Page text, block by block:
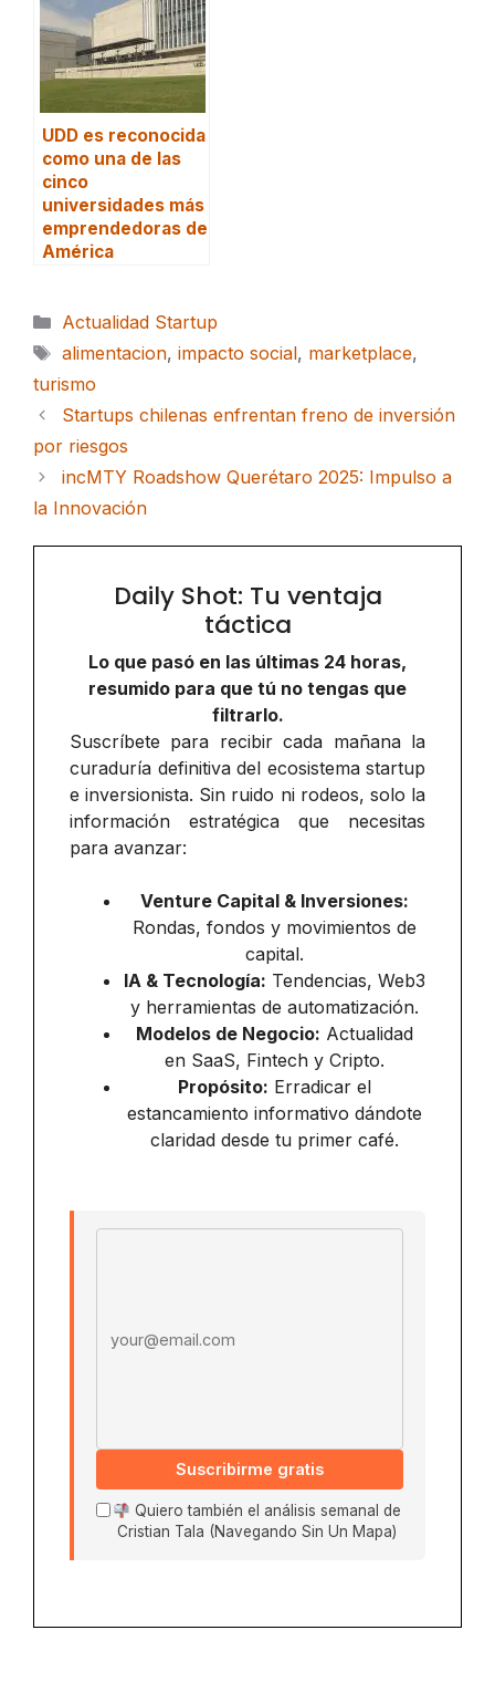
UDD es reconocida
como una de las
cinco
universidades más
emprendedoras de
América
Categorías
Actualidad Startup
Etiquetas
alimentacion, impacto social, marketplace,
turismo
Startups chilenas enfrentan freno de inversión
por riesgos
incMTY Roadshow Querétaro 2025: Impulso a
la Innovación
Daily Shot: Tu ventaja
táctica
Lo que pasó en las últimas 24 horas,
resumido para que tú no tengas que
filtrarlo.
Suscríbete para recibir cada mañana la
curaduría definitiva del ecosistema startup
e inversionista. Sin ruido ni rodeos, solo la
información estratégica que necesitas
para avanzar:
Venture Capital & Inversiones:
Rondas, fondos y movimientos de
capital.
IA & Tecnología: Tendencias, Web3
y herramientas de automatización.
Modelos de Negocio: Actualidad
en SaaS, Fintech y Cripto.
Propósito: Erradicar el
estancamiento informativo dándote
claridad desde tu primer café.
Suscribirme gratis
Quiero también el análisis semanal de
Cristian Tala (Navegando Sin Un Mapa)